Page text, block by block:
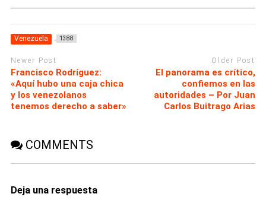
Venezuela 1388
Newer Post
Francisco Rodríguez:
«Aquí hubo una caja chica
y los venezolanos
tenemos derecho a saber»
Older Post
El panorama es crítico,
confiemos en las
autoridades – Por Juan
Carlos Buitrago Arias
COMMENTS
Deja una respuesta